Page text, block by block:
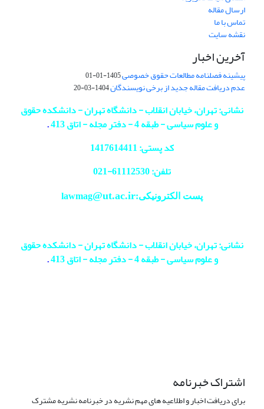
ارسال مقاله
تماس با ما
نقشه سایت
آخرین اخبار
پیشینه فصلنامه مطالعات حقوق خصوصی1405-01-01
عدم دریافت مقاله جدید از برخی نویسندگان1404-03-20
نشانی: تهران، خیابان انقلاب - دانشگاه تهران - دانشکده حقوق
و علوم سیاسی - طبقه 4 - دفتر مجله - اتاق 413
.
کد پستی: 1417614411
تلفن: 61112530-
021
پست الکترونیکی:lawmag@ut.ac.ir
نشانی: تهران، خیابان انقلاب - دانشگاه تهران - دانشکده حقوق
و علوم سیاسی - طبقه 4 - دفتر مجله - اتاق 413
.
اشتراک خبرنامه
برای دریافت اخبار و اطلاعیه های مهم نشریه در خبرنامه نشریه مشترک